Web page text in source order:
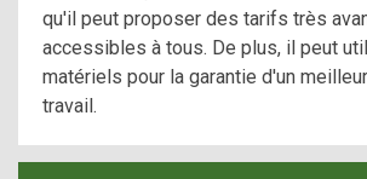
qu'il peut proposer des tarifs très
accessibles à tous. De plus, il peut
matériels pour la garantie d'un
travail.